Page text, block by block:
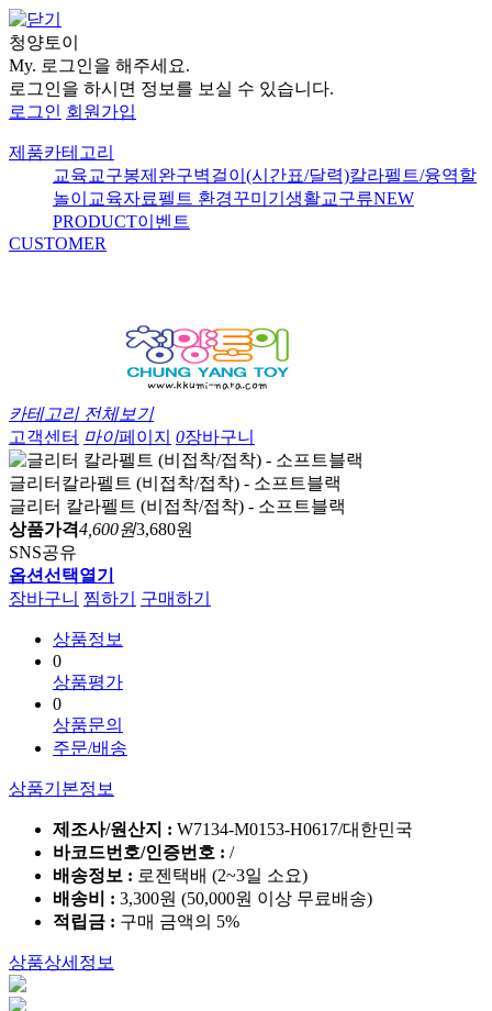
청양토이
My. 로그인을 해주세요.
로그인을 하시면 정보를 보실 수 있습니다.
로그인 회원가입
제품카테고리
교육교구봉제완구벽걸이(시간표/달력)칼라펠트/융역할
놀이 교육자료펠트 환경꾸미기 생활교구류NEW
PRODUCT이벤트
CUSTOMER
카테고리 전체보기
고객센터 마이페이지 0장바구니
글리터칼라펠트 (비접착/접착) - 소프트블랙
글리터 칼라펠트 (비접착/접착) - 소프트블랙
상품가격4,600원3,680원
SNS공유
옵션선택열기
장바구니 찜하기 구매하기
상품정보
0
상품평가
0
상품문의
주문/배송
상품기본정보
제조사/원산지 : W7134-M0153-H0617/대한민국
바코드번호/인증번호 : /
배송정보 : 로젠택배 (2~3일 소요)
배송비 : 3,300원 (50,000원 이상 무료배송)
적립금 : 구매 금액의 5%
상품상세정보